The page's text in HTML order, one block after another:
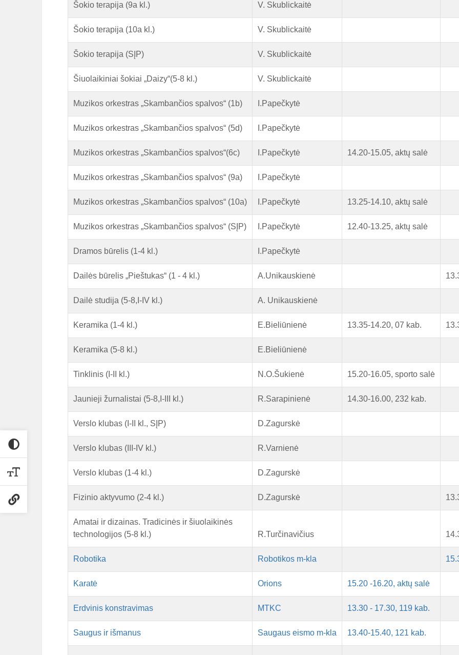
Šokio terapija (9a kl.) V. Skublickaitė
Šokio terapija (10a kl.) V. Skublickaitė
Šokio terapija (SĮP) V. Skublickaitė
Šiuolaikiniai šokiai „Daizy“(5-8 kl.) V. Skublickaitė
Muzikos orkestras „Skambančios spalvos“ (1b) I.Papečkytė
Muzikos orkestras „Skambančios spalvos“ (5d) I.Papečkytė
Muzikos orkestras „Skambančios spalvos“(6c) I.Papečkytė 14.20-15.05, aktų salė
Muzikos orkestras „Skambančios spalvos“ (9a) I.Papečkytė
Muzikos orkestras „Skambančios spalvos“ (10a) I.Papečkytė 13.25-14.10, aktų salė
Muzikos orkestras „Skambančios spalvos“ (SĮP) I.Papečkytė 12.40-13.25, aktų salė
Dramos būrelis (1-4 kl.) I.Papečkytė
Dailės būrelis „Pieštukas“ (1 - 4 kl.) A.Unikauskienė
Dailė studija (5-8,I-IV kl.) A. Unikauskienė
Keramika (1-4 kl.) E.Bieliūnienė 13.35-14.20, 07 kab.
Keramika (5-8 kl.) E.Bieliūnienė
Tinklinis (I-II kl.) N.O.Šukienė 15.20-16.05, sporto salė
Jaunieji žurnalistai (5-8,I-III kl.) R.Sarapinienė 14.30-16.00, 232 kab.
Verslo klubas (I-II kl., SĮP) D.Zagurskė
Verslo klubas (III-IV kl.) R.Varnienė
Verslo klubas (1-4 kl.) D.Zagurskė
Fizinio aktyvumo (2-4 kl.) D.Zagurskė
Amatai ir dizainas. Tradicinės ir šiuolaikinės
technologijos (5-8 kl.)
R.Turčinavičius
Robotika Robotikos m-kla
Karatė Orions 15.20 -16.20, aktų salė
Erdvinis konstravimas MTKC 13.30 - 17.30, 119 kab.
Saugus ir išmanus Saugaus eismo m-kla 13.40-15.40, 121 kab.